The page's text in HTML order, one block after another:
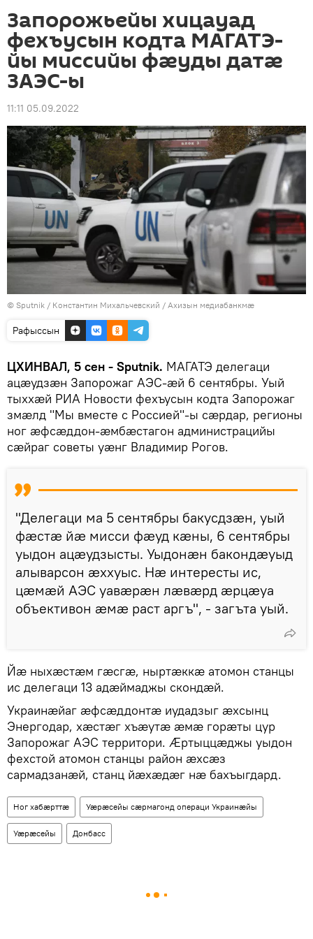
Запорожьейы хицауад
фехъусын кодта МАГАТЭ-
йы миссийы фæуды датæ
ЗАЭС-ы
11:11 05.09.2022
© Sputnik / Константин Михальчевский / Ахизын медиабанкмæ
Рафыссын
ЦХИНВАЛ, 5 сен - Sputnik. МАГАТЭ делегаци
ацæудзæн Запорожаг АЭС-æй 6 сентябры. Уый
тыххæй РИА Новости фехъусын кодта Запорожаг
змæлд "Мы вместе с Россией"-ы сæрдар, регионы
ног æфсæддон-æмбæстагон администрацийы
сæйраг советы уæнг Владимир Рогов.
"Делегаци ма 5 сентябры бакусдзæн, уый
фæстæ йæ мисси фæуд кæны, 6 сентябры
уыдон ацæудзысты. Уыдонæн бакондæуыд
алыварсон æххуыс. Нæ интересты ис,
цæмæй АЭС уавæрæн лæвæрд æрцæуа
объективон æмæ раст аргъ", - загъта уый.
Йæ ныхæстæм гæсгæ, ныртæккæ атомон станцы
ис делегаци 13 адæймаджы скондæй.
Украинæйаг æфсæддонтæ иудадзыг æхсынц
Энергодар, хæстæг хъæутæ æмæ горæты цур
Запорожаг АЭС территори. Æртыццæджы уыдон
фехстой атомон станцы район æхсæз
сармадзанæй, станц йæхæдæг нæ бахъыгдард.
Ног хабӕрттӕ Уӕрӕсейы сӕрмагонд операци Украинӕйы
Уӕрӕсейы Донбасс